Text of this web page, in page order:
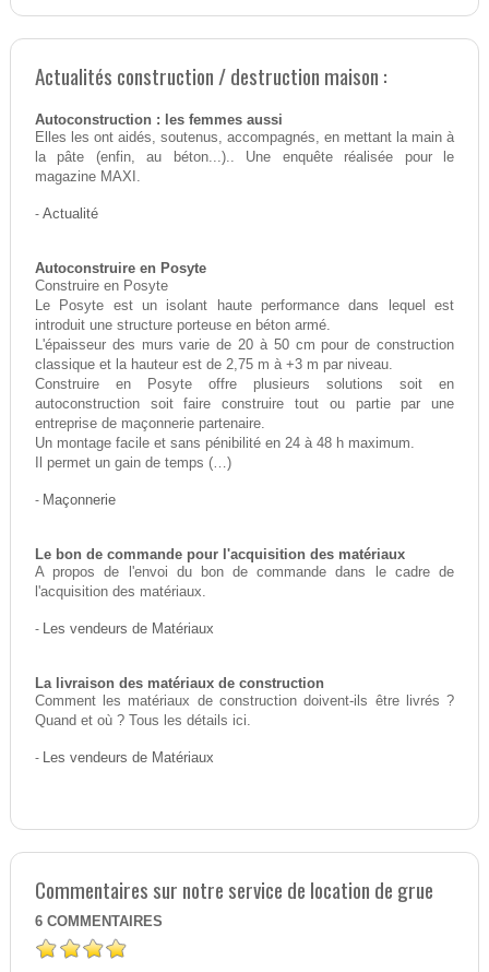
Actualités construction / destruction maison :
Autoconstruction : les femmes aussi
Elles les ont aidés, soutenus, accompagnés, en mettant la main à
la pâte (enfin, au béton...).. Une enquête réalisée pour le
magazine MAXI.
- Actualité
Autoconstruire en Posyte
Construire en Posyte
Le Posyte est un isolant haute performance dans lequel est
introduit une structure porteuse en béton armé.
L'épaisseur des murs varie de 20 à 50 cm pour de construction
classique et la hauteur est de 2,75 m à +3 m par niveau.
Construire en Posyte offre plusieurs solutions soit en
autoconstruction soit faire construire tout ou partie par une
entreprise de maçonnerie partenaire.
Un montage facile et sans pénibilité en 24 à 48 h maximum.
Il permet un gain de temps (…)
- Maçonnerie
Le bon de commande pour l'acquisition des matériaux
A propos de l'envoi du bon de commande dans le cadre de
l'acquisition des matériaux.
- Les vendeurs de Matériaux
La livraison des matériaux de construction
Comment les matériaux de construction doivent-ils être livrés ?
Quand et où ? Tous les détails ici.
- Les vendeurs de Matériaux
Commentaires sur notre service de location de grue
6 COMMENTAIRES